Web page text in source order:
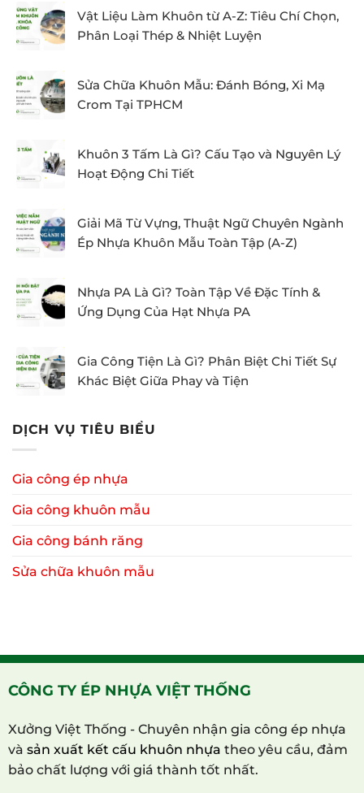
Vật Liệu Làm Khuôn từ A-Z: Tiêu Chí Chọn,
Phân Loại Thép & Nhiệt Luyện
Sửa Chữa Khuôn Mẫu: Đánh Bóng, Xi Mạ
Crom Tại TPHCM
Khuôn 3 Tấm Là Gì? Cấu Tạo và Nguyên Lý
Hoạt Động Chi Tiết
Giải Mã Từ Vựng, Thuật Ngữ Chuyên Ngành
Ép Nhựa Khuôn Mẫu Toàn Tập (A-Z)
Nhựa PA Là Gì? Toàn Tập Về Đặc Tính &
Ứng Dụng Của Hạt Nhựa PA
Gia Công Tiện Là Gì? Phân Biệt Chi Tiết Sự
Khác Biệt Giữa Phay và Tiện
DỊCH VỤ TIÊU BIỂU
Gia công ép nhựa
Gia công khuôn mẫu
Gia công bánh răng
Sửa chữa khuôn mẫu
CÔNG TY ÉP NHỰA VIỆT THỐNG
Xưởng Việt Thống - Chuyên nhận gia công ép nhựa
và sản xuất kết cấu khuôn nhựa theo yêu cầu, đảm
bảo chất lượng với giá thành tốt nhất.